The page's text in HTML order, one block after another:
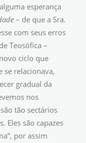
esperança
– de que a Sra.
com seus erros
Teosófica –
ciclo que
se relacionava,
gradual da
nos
tão sectários
Eles são capazes
por assim